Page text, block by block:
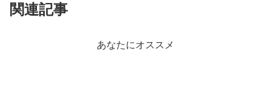
関連記事
あなたにオススメ